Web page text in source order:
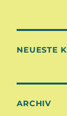
NEUESTE
ARCHIV